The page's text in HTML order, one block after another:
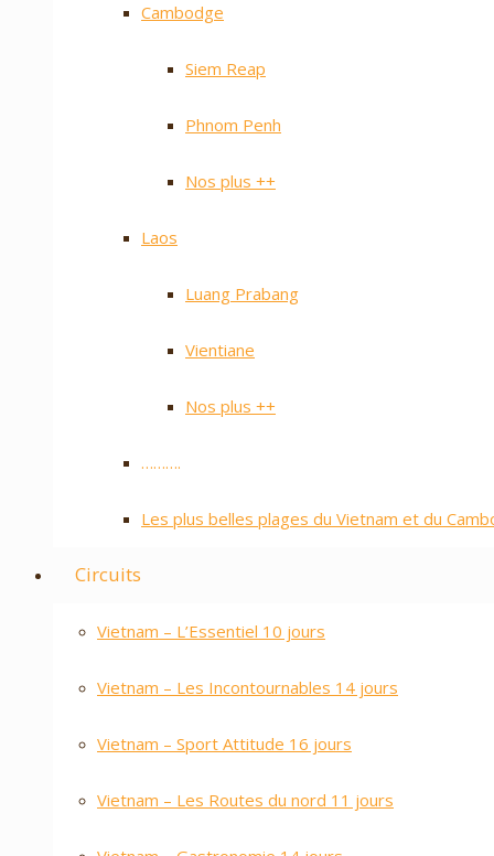
Cambodge
Siem Reap
Phnom Penh
Nos plus ++
Laos
Luang Prabang
Vientiane
Nos plus ++
……….
Les plus belles plages du Vietnam et du
Circuits
Vietnam – L’Essentiel 10 jours
Vietnam – Les Incontournables 14 jours
Vietnam – Sport Attitude 16 jours
Vietnam – Les Routes du nord 11 jours